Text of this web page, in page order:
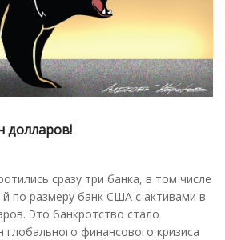
долларов!
сразу три банка, в том числе
й по размеру банк США с активами в
Это банкротство стало
финансового кризиса